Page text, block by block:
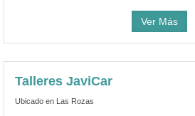
Ver Más
Talleres JaviCar
Ubicado en Las Rozas